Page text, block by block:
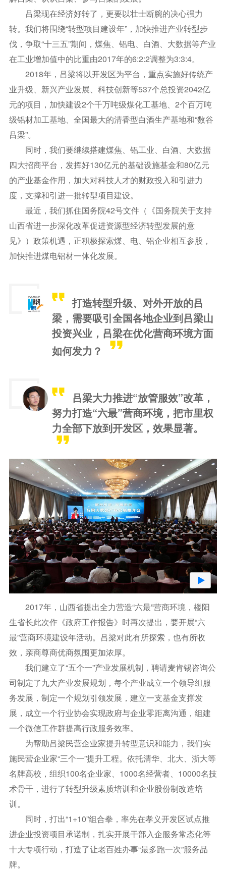
吕梁现在经济好转了，更要以壮士断腕的决心强力
转。我们将围绕“转型项目建设年”，加快推进产业转型步
伐，争取“十三五”期间，煤焦、铝电、白酒、大数据等产业
在工业增加值中的比重由2017年的6:2:2调整为3:3:4。
2018年，吕梁将以开发区为平台，重点实施好传统产
业升级、新兴产业发展、科技创新等537个总投资2042亿
元的项目，加快建设2个千万吨级煤化工基地、2个百万吨
级铝材加工基地、全国最大的清香型白酒生产基地和“数谷
吕梁”。
同时，我们要继续搭建煤焦、铝工业、白酒、大数据
四大招商平台，发挥好130亿元的基础设施基金和80亿元
的产业基金作用，加大对科技人才的财政投入和引进力
度，支撑和引进一批转型项目建设。
最近，我们抓住国务院42号文件（《国务院关于支持
山西省进一步深化改革促进资源型经济转型发展的意
见》）政策机遇，正积极探索煤、电、铝企业相互参股，
加快推进煤电铝材一体化发展。
打造转型升级、对外开放的吕
梁，需要吸引全国各地企业到吕梁山
投资兴业，吕梁在优化营商环境方面
如何发力？
吕梁大力推进“放管服效”改革，
努力打造“六最”营商环境，把市里权
力全部下放到开发区，效果显著。
2017年，山西省提出全力营造“六最”营商环境，楼阳
生省长此次作《政府工作报告》时再次提出，要开展“六
最”营商环境建设年活动。吕梁对此有所探索，也有所收
效，亲商尊商优商氛围更加浓厚。
我们建立了“五个一”产业发展机制，聘请麦肯锡咨询公
司制定了九大产业发展规划，每个产业成立一个领导组服
务发展，制定一个规划引领发展，建立一支基金支撑发
展，成立一个行业协会实现政府与企业零距离沟通，组建
一个微信工作群提高行政服务效率。
为帮助吕梁民营企业家提升转型意识和能力，我们实
施民营企业家“三个一”提升工程。依托清华、北大、浙大等
名牌高校，组织100名企业家、1000名经营者、10000名技
术骨干，进行了转型升级素质培训和企业股份制改造培
训。
同时，打出“1+10”组合拳，率先在孝义开发区试点推
进企业投资项目承诺制，扎实开展干部入企服务常态化等
十大专项行动，打造了让老百姓办事“最多跑一次”服务品
牌。